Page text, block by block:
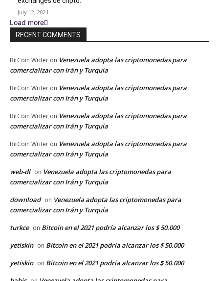
July 12, 2021
Load more
RECENT COMMENTS
BitCoin Writer on Venezuela adopta las criptomonedas para
comercializar con Irán y Turquía
BitCoin Writer on Venezuela adopta las criptomonedas para
comercializar con Irán y Turquía
BitCoin Writer on Venezuela adopta las criptomonedas para
comercializar con Irán y Turquía
BitCoin Writer on Venezuela adopta las criptomonedas para
comercializar con Irán y Turquía
web-dl on Venezuela adopta las criptomonedas para
comercializar con Irán y Turquía
download on Venezuela adopta las criptomonedas para
comercializar con Irán y Turquía
turkce on Bitcoin en el 2021 podría alcanzar los $ 50.000
yetiskin on Bitcoin en el 2021 podría alcanzar los $ 50.000
yetiskin on Bitcoin en el 2021 podría alcanzar los $ 50.000